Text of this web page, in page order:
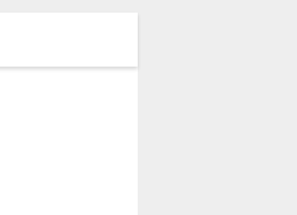
merupakan perubahan dan proses